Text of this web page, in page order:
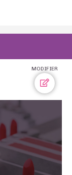
MODIFIER